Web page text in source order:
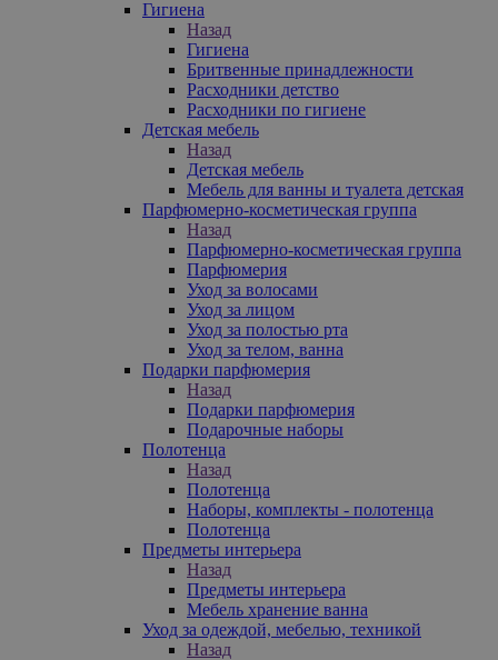
Гигиена
Назад
Гигиена
Бритвенные принадлежности
Расходники детство
Расходники по гигиене
Детская мебель
Назад
Детская мебель
Мебель для ванны и туалета детская
Парфюмерно-косметическая группа
Назад
Парфюмерно-косметическая группа
Парфюмерия
Уход за волосами
Уход за лицом
Уход за полостью рта
Уход за телом, ванна
Подарки парфюмерия
Назад
Подарки парфюмерия
Подарочные наборы
Полотенца
Назад
Полотенца
Наборы, комплекты - полотенца
Полотенца
Предметы интерьера
Назад
Предметы интерьера
Мебель хранение ванна
Уход за одеждой, мебелью, техникой
Назад